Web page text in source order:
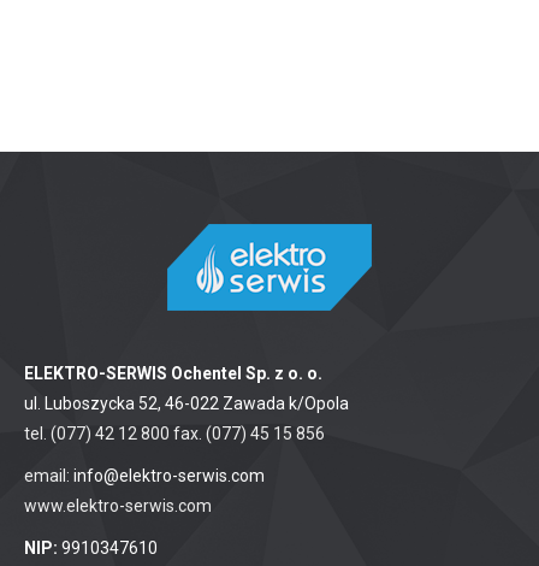
ELEKTRO-SERWIS Ochentel Sp. z o. o.
ul. Luboszycka 52, 46-022 Zawada k/Opola
tel. (077) 42 12 800 fax. (077) 45 15 856
email: info@elektro-serwis.com
www.elektro-serwis.com
NIP: 9910347610